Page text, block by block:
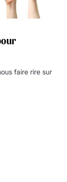
faire rire sur